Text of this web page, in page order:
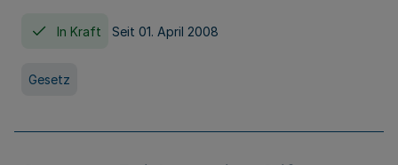
In Kraft Seit 01. April 2008
Gesetz